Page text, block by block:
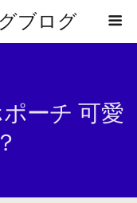
ブログ
ーチ 可愛